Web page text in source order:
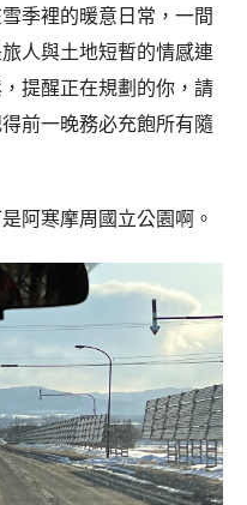
季裡的暖意日常，一間
人與土地短暫的情感連
提醒正在規劃的你，請
前一晚務必充飽所有隨
阿寒摩周國立公園啊。